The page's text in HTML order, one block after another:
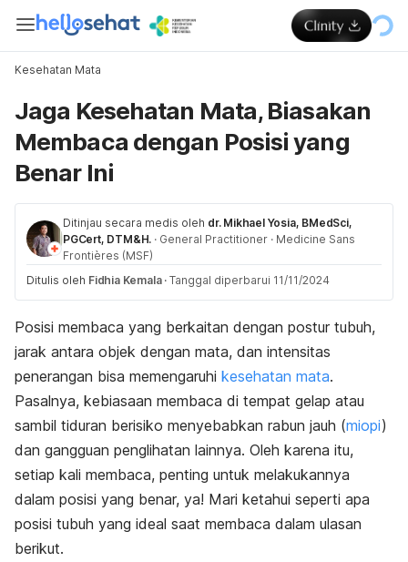
Kesehatan Mata
Jaga Kesehatan Mata, Biasakan
Membaca dengan Posisi yang
Benar Ini
Ditinjau secara medis oleh dr. Mikhael Yosia, BMedSci,
PGCert, DTM&H. · General Practitioner · Medicine Sans
Frontières (MSF)
Ditulis oleh Fidhia Kemala · Tanggal diperbarui 11/11/2024
Posisi membaca yang berkaitan dengan postur tubuh,
jarak antara objek dengan mata, dan intensitas
penerangan bisa memengaruhi kesehatan mata.
Pasalnya, kebiasaan membaca di tempat gelap atau
sambil tiduran berisiko menyebabkan rabun jauh (miopi)
dan gangguan penglihatan lainnya. Oleh karena itu,
setiap kali membaca, penting untuk melakukannya
dalam posisi yang benar, ya! Mari ketahui seperti apa
posisi tubuh yang ideal saat membaca dalam ulasan
berikut.